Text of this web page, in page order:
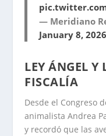
— Meridiano
January 8, 2026
LEY ÁNGEL
FISCALÍA
Desde el Congreso
animalista Andrea
y recordó que las